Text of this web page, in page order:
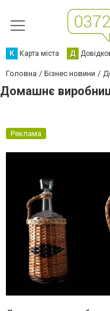
К Карта міста Д
Головна Бізнес новини
Домашнє
Реклама